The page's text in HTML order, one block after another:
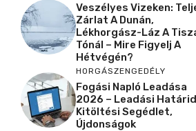
Veszélyes Vizeken:
Zárlat A Dunán,
Lékhorgász-Láz A
Tónál – Mire Figyelj A
Hétvégén?
HORGÁSZENGEDÉLY
Fogási Napló Leadása
2026 – Leadási
Kitöltési Segédlet,
Újdonságok